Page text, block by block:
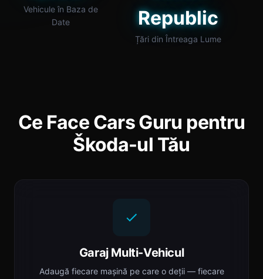
Vehicule în Baza de
Date
Republic
Țări din Întreaga Lume
Ce Face Cars Guru pentru
Škoda-ul Tău
Garaj Multi-Vehicul
Adaugă fiecare mașină pe care o deții — fiecare